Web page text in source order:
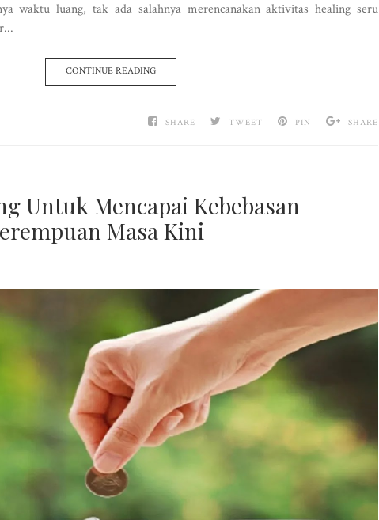
waktu luang, tak ada salahnya merencanakan aktivitas healing seru
CONTINUE READING
SHARE TWEET PIN SHARE
Untuk Mencapai Kebebasan
Masa Kini